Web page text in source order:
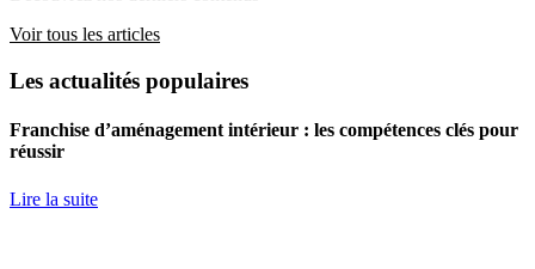
Voir tous les articles
Les actualités populaires
Franchise d’aménagement intérieur : les compétences clés pour
réussir
Lire la suite